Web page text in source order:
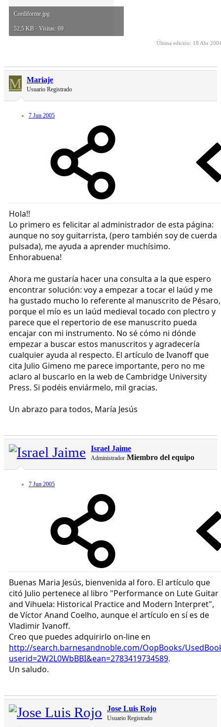
Cordiforme.jpg
52,5 KB · Visitas: 69
Última edición: 18 Abr
M Mariaje
Usuario Registrado
7 Jun 2005
Hola!!
Lo primero es felicitar al administrador de esta página:
aunque no soy guitarrista, (pero también soy de cuerda
pulsada), me ayuda a aprender muchísimo.
Enhorabuena!
Ahora me gustaría hacer una consulta a la que espero
encontrar solución: voy a empezar a tocar el laúd y me
ha gustado mucho lo referente al manuscrito de Pésaro,
porque el mío es un laúd medieval tocado con plectro y
parece que el repertorio de ese manuscrito pueda
encajar con mi instrumento. No sé cómo ni dónde
empezar a buscar estos manuscritos y agradecería
cualquier ayuda al respecto. El artículo de Ivanoff que
cita Julio Gimeno me parece importante, pero no me
aclaro al buscarlo en la web de Cambridge University
Press. Si podéis enviármelo, mil gracias.
Un abrazo para todos, María Jesús
Israel Jaime
Administrador Miembro del equipo
7 Jun 2005
Buenas Maria Jesús, bienvenida al foro. El artículo que
citó Julio pertenece al libro "Performance on Lute Guitar
and Vihuela: Historical Practice and Modern Interpret",
de Víctor Anand Coelho, aunque el artículo en sí es de
Vladimir Ivanoff.
Creo que puedes adquirirlo on-line en
http://search.barnesandnoble.com/OopBooks/
userid=2W2L0WbBBI&ean=2783419734589.
Un saludo.
Jose Luis Rojo
Usuario Registrado